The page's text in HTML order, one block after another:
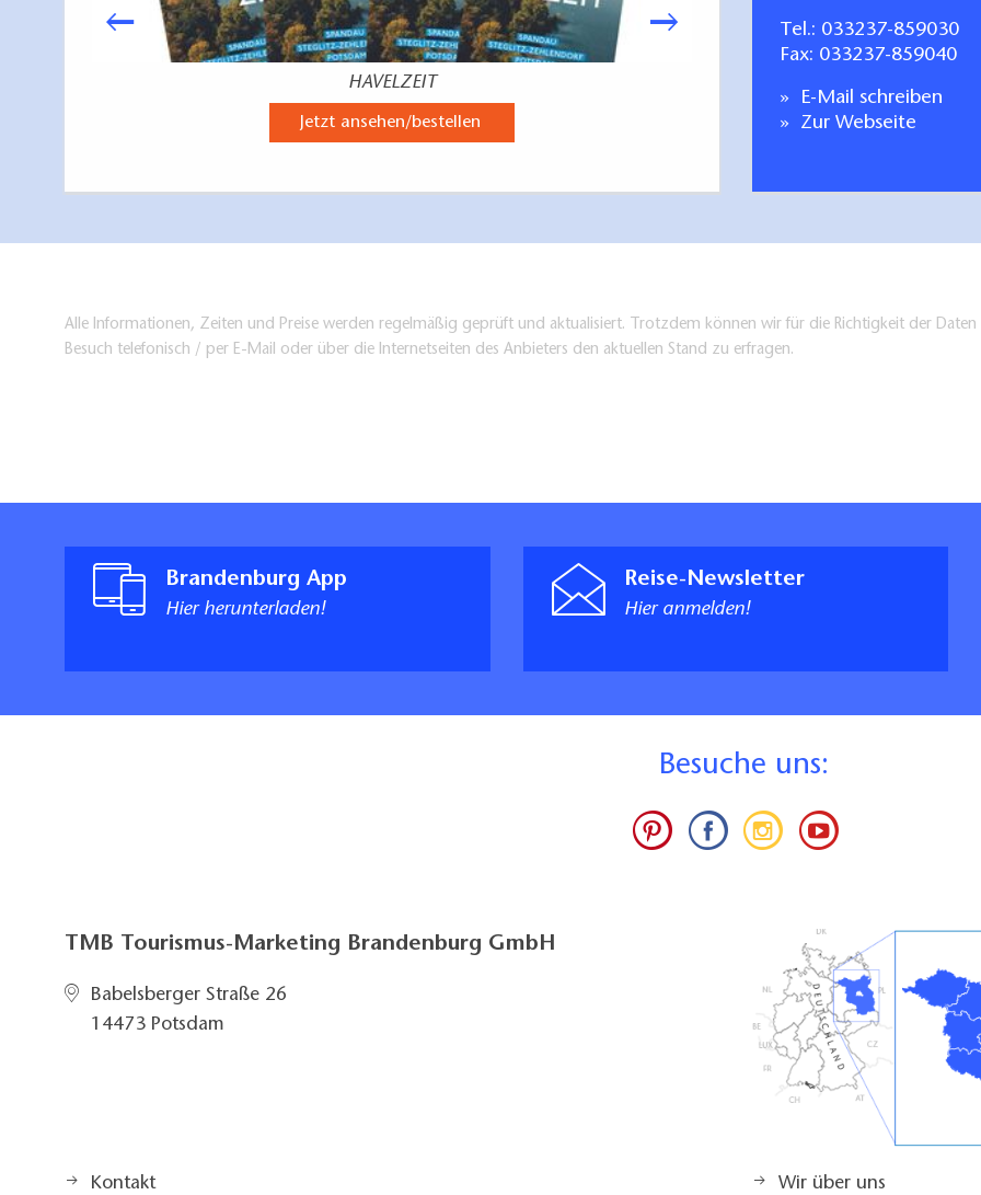
HAVELZEIT
Jetzt ansehen/bestellen Jetzt
Tel.: 033237-859030
Fax: 033237-859040
E-Mail schreiben
Zur Webseite
Alle Informationen, Zeiten und Preise werden regelmäßig geprüft und aktualisiert. Trotzdem können wir für die Richtigkeit der
Besuch telefonisch / per E-Mail oder über die Internetseiten des Anbieters den aktuellen Stand zu erfragen.
Brandenburg App
Hier herunterladen!
Reise-Newsletter
Hier anmelden!
Besuche uns:
TMB Tourismus-Marketing Brandenburg GmbH
Babelsberger Straße 26
14473 Potsdam
Kontakt Wir über uns